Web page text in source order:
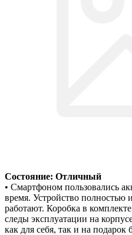
Состояние: Отличный
• Смартфоном пользовались
время. Устройство полностью
работают. Коробка в
следы эксплуатации на
как для себя, так и на подарок